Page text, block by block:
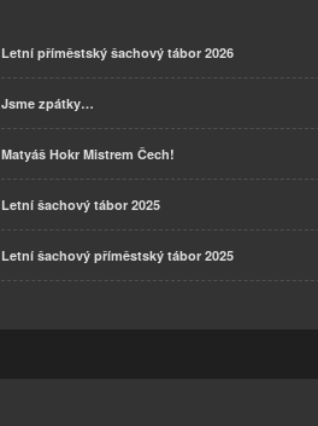
Letní příměstský šachový tábor 2026
Jsme zpátky…
Matyáš Hokr Mistrem Čech!
Letní šachový tábor 2025
Letní šachový příměstský tábor 2025